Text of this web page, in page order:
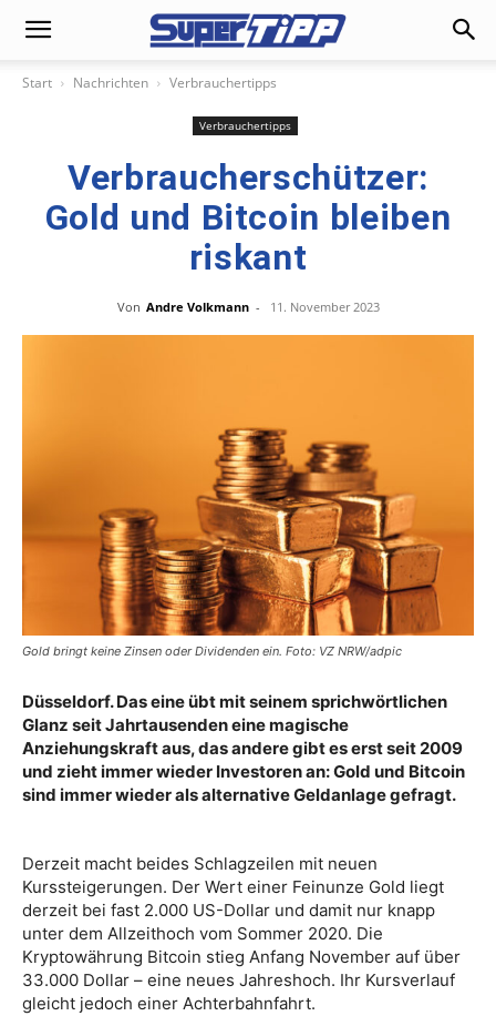
Start Nachrichten Verbrauchertipps
Verbrauchertipps
Verbraucherschützer:
Gold und Bitcoin bleiben
riskant
Von Andre Volkmann - 11. November 2023
Gold bringt keine Zinsen oder Dividenden ein. Foto: VZ NRW/adpic
Düsseldorf. Das eine übt mit seinem sprichwörtlichen
Glanz seit Jahrtausenden eine magische
Anziehungskraft aus, das andere gibt es erst seit 2009
und zieht immer wieder Investoren an: Gold und Bitcoin
sind immer wieder als alternative Geldanlage gefragt.
Derzeit macht beides Schlagzeilen mit neuen
Kurssteigerungen. Der Wert einer Feinunze Gold liegt
derzeit bei fast 2.000 US-Dollar und damit nur knapp
unter dem Allzeithoch vom Sommer 2020. Die
Kryptowährung Bitcoin stieg Anfang November auf über
33.000 Dollar – eine neues Jahreshoch. Ihr Kursverlauf
gleicht jedoch einer Achterbahnfahrt.